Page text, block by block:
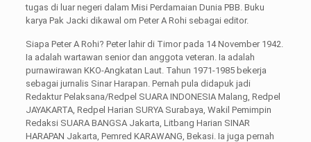
tugas di luar negeri dalam Misi Perdamaian Dunia PBB. Buku
karya Pak Jacki dikawal om Peter A Rohi sebagai editor.
Siapa Peter A Rohi? Peter lahir di Timor pada 14 November 1942.
Ia adalah wartawan senior dan anggota veteran. Ia adalah
purnawirawan KKO-Angkatan Laut. Tahun 1971-1985 bekerja
sebagai jurnalis Sinar Harapan. Pernah pula didapuk jadi
Redaktur Pelaksana/Redpel SUARA INDONESIA Malang, Redpel
JAYAKARTA, Redpel Harian SURYA Surabaya, Wakil Pemimpin
Redaksi SUARA BANGSA Jakarta, Litbang Harian SINAR
HARAPAN Jakarta, Pemred KARAWANG, Bekasi. Ia juga pernah